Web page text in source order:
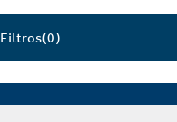
Filtros(0)
closed